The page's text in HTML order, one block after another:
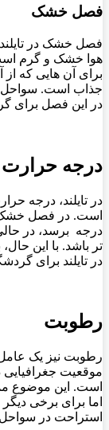
فصل خشک
فصل خشک در تایلند
هوا خشک و گرم
برای آن هایی که
جذاب است. سواحل
در این فصل برای
درجه حرارت
درجه برسد، در
‌تر باشد. با این
در تایلند برای
رطوبت
رطوبت نیز یک
موقعیت جغرافیایی
است. این موضوع
اما برای برخی
استراحت در